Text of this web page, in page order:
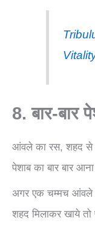
8. बार-बार
आंवले का रस, शहद से
पेशाब का बार बार
अगर एक चम्मच आंवले
शहद मिलाकर खाये तो